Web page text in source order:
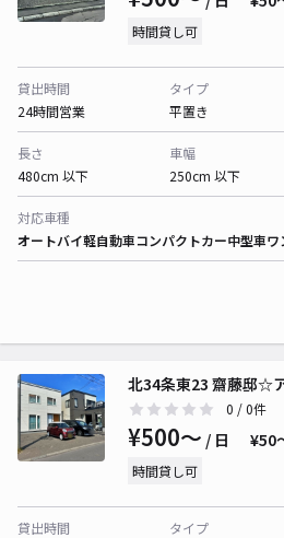
時間貸し可
貸出時間
24時間営業
タイプ
平置き
長さ
480cm 以下
車幅
250cm 以下
対応車種
オートバイ軽自動車コンパクトカー中型車ワ
北34条東23 齋藤邸☆
0 / 0件
¥500〜 / 日 ¥50
時間貸し可
貸出時間
タイプ